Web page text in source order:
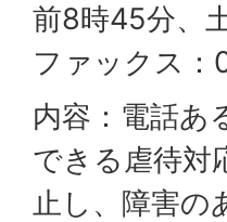
前8時45分、
ファックス
内容：電話あ
できる虐待対
止し、障害の